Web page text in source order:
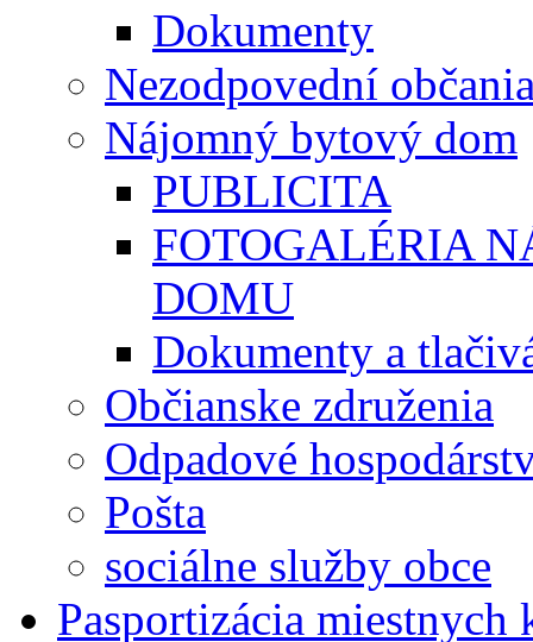
Dokumenty
Nezodpovední
Nájomný bytový dom
PUBLICITA
FOTOGALÉRIA
DOMU
Dokumenty a
Občianske združenia
Odpadové
Pošta
sociálne služby obce
Pasportizácia